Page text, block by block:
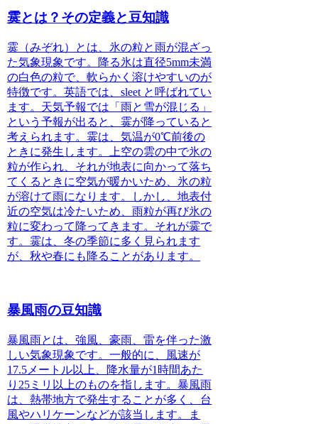
霙とは？その定義と豆知識
霙（みぞれ）とは、 氷の粒と雨が混ざっ
た気象現象です。降る氷は直径5mm未満
の白色の粒で、軟らかく溶けやすいのが
特徴です。英語では、sleet と呼ばれてい
ます。天気予報では「雨と雪が混じる」
という予報が出ると、霙が降っていると
考えられます。霙は、気温が0℃前後の
ときに発生 します。上空の雲の中で氷の
粒が作られ、それが地表に向かって落ち
てくるときに空気が暖かいため、氷の粒
が溶けて雨になります。しかし、地表付
近の空気は冷たいため、雨粒が再び氷の
粒に変わって降ってきます。それが霙で
す。霙は、冬の季節に多く見られます
が、秋や春にも降ることがあります。
暴風雨の豆知識
暴風雨とは、強風、豪雨、雷を伴った激
しい気象現象です。一般的に、風速が
17.5メートル以上、降水量が1時間あた
り25ミリ以上のものを指します。暴風雨
は、熱帯地方で発生することが多く、台
風やハリケーンなどが該当します。ま